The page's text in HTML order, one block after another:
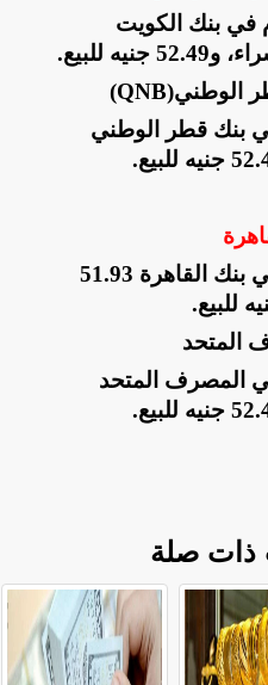
في بنك الكويت
.
الوطني(QNB)
بنك قطر الوطني
.
بلغ سعر الدولار اليوم في بنك القاهرة 51.93
.
المتحد
المصرف المتحد
.
صلة